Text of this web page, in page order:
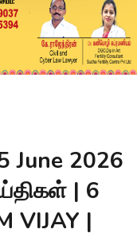
June 2026
| 6
VIJAY |